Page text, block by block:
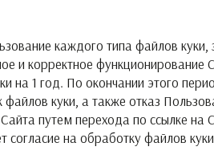
каждого типа файлов
и корректное
на 1 год. По окончании этого
куки, а также отказ
путем перехода по ссылке
на обработку файлов